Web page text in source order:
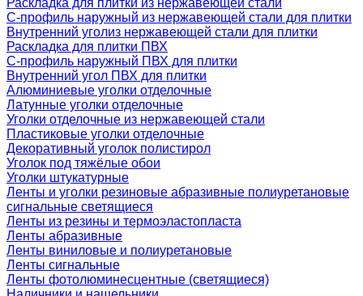
Раскладка для плитки из нержавеющей стали
С-профиль наружный из нержавеющей стали для плитки
Внутренний уголиз нержавеющей стали для плитки
Раскладка для плитки ПВХ
С-профиль наружный ПВХ для плитки
Внутренний угол ПВХ для плитки
Алюминиевые уголки отделочные
Латунные уголки отделочные
Уголки отделочные из нержавеющей стали
Пластиковые уголки отделочные
Декоративный уголок полистирол
Уголок под тяжёлые обои
Уголки штукатурные
Ленты и уголки резиновые абразивные полиуретановые
сигнальные светящиеся
Ленты из резины и термоэластопласта
Ленты абразивные
Ленты виниловые и полиуретановые
Ленты сигнальные
Ленты фотолюминесцентные (светящиеся)